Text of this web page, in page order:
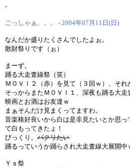
-
ごっしゃぁ。。。 - 2004年07月11日(日)
なんだか盛りたくさんでしたよぉ。
散財祭りです（ぉ）
まーず。
踊る大走査線祭（笑）
ＭＯＶＩ２（赤）を見て（３回ｗ）、そ
そっからまたＭＯＶＩ１、深夜も踊る大
映画とお酒はお友達ｗ
まぁそんだけ見まくってますわ。
音楽格好良いから白は是非見たいとか思
て白もってきたょ！
びっくり。 パクリたい
踊るっていうか踊らされ大走査線大展開中
Ｙｓ祭